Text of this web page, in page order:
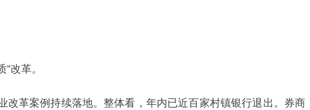
改革。
改革案例持续落地。整体看，年内已近百家村镇银行退出。券商